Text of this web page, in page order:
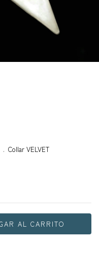
. Collar VELVET